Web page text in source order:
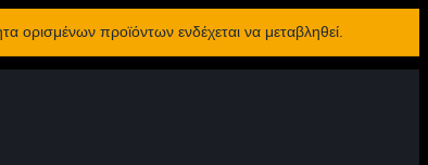
ορισμένων προϊόντων ενδέχεται να μεταβληθεί.